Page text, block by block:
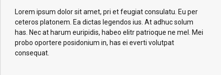
Lorem ipsum dolor sit amet, pri et feugiat consulatu. Eu per
ceteros platonem. Ea dictas legendos ius. At adhuc solum
has. Nec at harum euripidis, habeo elitr patrioque ne mel. Mei
probo oportere posidonium in, has ei everti volutpat
consequat.